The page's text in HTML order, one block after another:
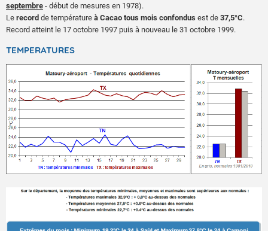
septembre - début de mesures en 1978).
Le record de température à Cacao tous mois confondus est de 37,5°C.
Record atteint le 17 octobre 1997 puis à nouveau le 31 octobre 1999.
TEMPERATURES